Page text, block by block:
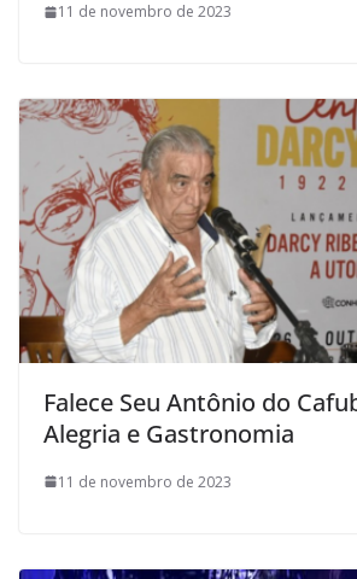
11 de novembro de 2023
Falece Seu Antônio do
Alegria e Gastronomia
11 de novembro de 2023